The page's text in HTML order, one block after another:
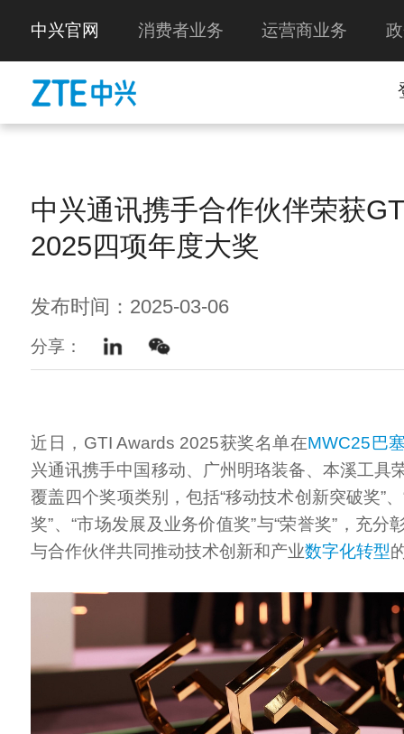
中兴官网 消费者业务 运营商业务
中兴通讯携手合作伙伴荣获
2025四项年度大奖
发布时间：2025-03-06
分享：
近日，GTI Awards 2025获奖名单在MWC25巴
兴通讯携手中国移动、广州明珞装备、本溪工具
覆盖四个奖项类别，包括“移动技术创新突破奖”
奖”、“市场发展及业务价值奖”与“荣誉奖”，充分
与合作伙伴共同推动技术创新和产业数字化转型